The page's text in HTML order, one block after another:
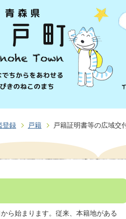
登録 戸籍 戸籍証明書等の広域交
ら始まります。従来、本籍地がある